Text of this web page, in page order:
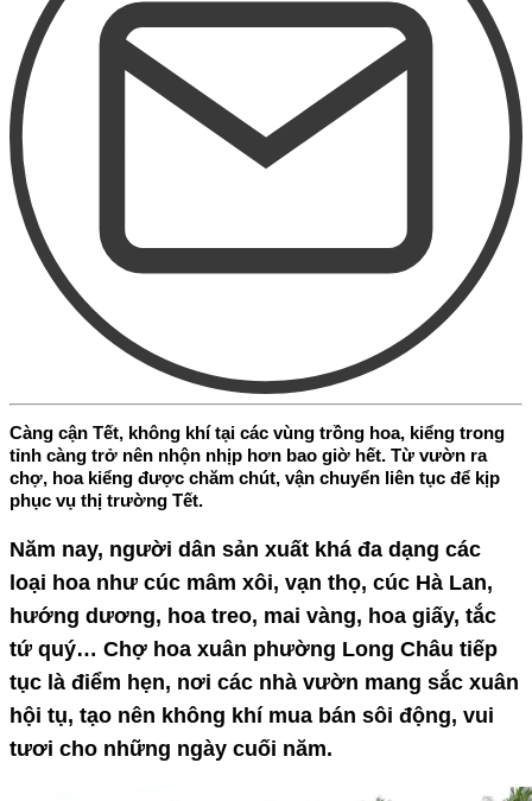
Càng cận Tết, không khí tại các vùng trồng hoa, kiểng trong
tỉnh càng trở nên nhộn nhịp hơn bao giờ hết. Từ vườn ra
chợ, hoa kiểng được chăm chút, vận chuyển liên tục để kịp
phục vụ thị trường Tết.
Năm nay, người dân sản xuất khá đa dạng các
loại hoa như cúc mâm xôi, vạn thọ, cúc Hà Lan,
hướng dương, hoa treo, mai vàng, hoa giấy, tắc
tứ quý… Chợ hoa xuân phường Long Châu tiếp
tục là điểm hẹn, nơi các nhà vườn mang sắc xuân
hội tụ, tạo nên không khí mua bán sôi động, vui
tươi cho những ngày cuối năm.